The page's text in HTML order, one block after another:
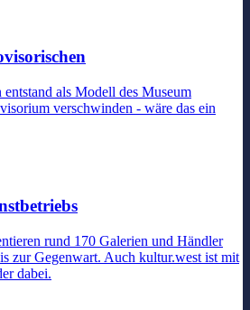
als Modell des Museum
verschwinden - wäre das ein
rund 170 Galerien und Händler
zur Gegenwart. Auch kultur.west ist mit
dabei.